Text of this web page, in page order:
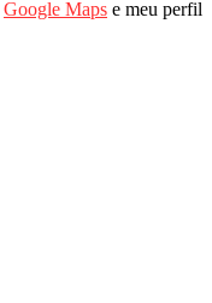
Google Maps e meu perfil